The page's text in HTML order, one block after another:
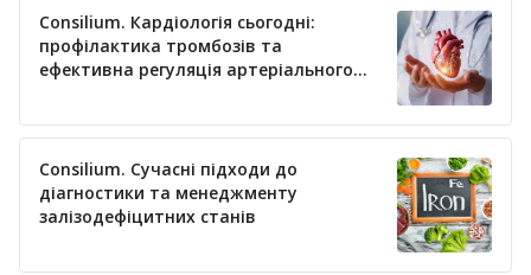
Consilium. Кардіологія сьогодні:
профілактика тромбозів та
ефективна регуляція артеріального
Consilium. Сучасні підходи до
діагностики та менеджменту
залізодефіцитних станів